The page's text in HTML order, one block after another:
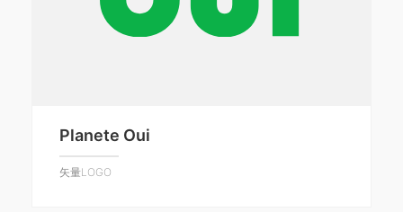
Planete Oui
矢量LOGO